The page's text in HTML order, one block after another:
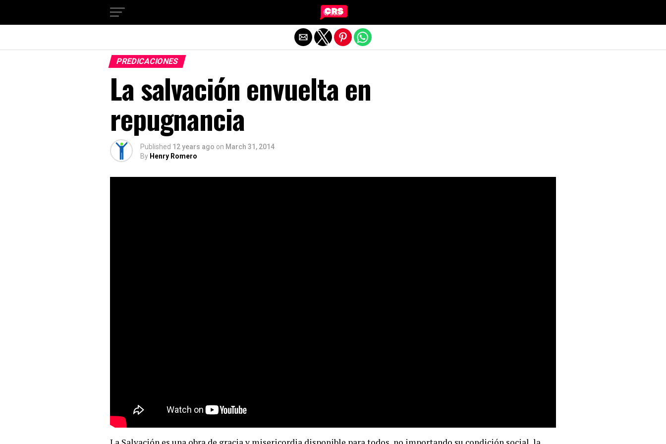
PREDICACIONES
La salvación envuelta en
repugnancia
Published 12 years ago on March 31, 2014
By Henry Romero
Exit mobile version